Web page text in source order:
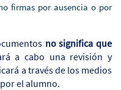
firmas por ausencia o por
no significa que
a cabo una revisión y
a través de los medios
el alumno.